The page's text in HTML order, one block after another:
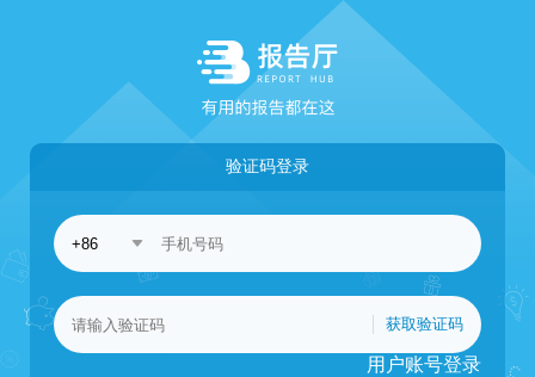
验证码登录
获取验证码
用户账号登录